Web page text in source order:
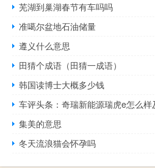
芜湖到巢湖春节有车吗吗
准噶尔盆地石油储量
遵义什么意思
田猜个成语（田猜一成语）
韩国读博士大概多少钱
车评头条：奇瑞新能源瑞虎e怎么
集美的意思
冬天流浪猫会怀孕吗